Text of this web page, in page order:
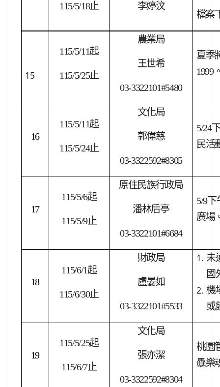
115/5/18止 李婷汶
檔案
15
115/5/11起
115/5/25止
農業局
王世希
03-3322101#5480
夏季
1999
16
115/5/11起
115/5/24止
文化局
郭偉慈
03-3322592#8305
5/24
民活
17
115/5/6起
115/5/9止
原住民族行政局
潘林后亭
03-3322101#6684
5/9下
廣場
18
115/6/1起
115/6/30止
財政局
盧晏如
03-3322101#5533
未
國
機
或
19
115/5/25起
115/6/7止
文化局
張亦潔
03-3322592#8304
桃園
驫樂